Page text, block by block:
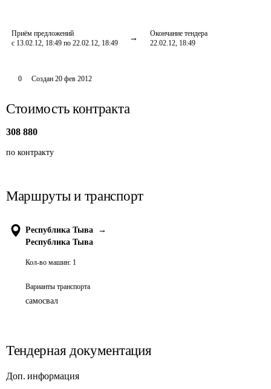
Приём предложений
с 13.02.12, 18:49 по 22.02.12, 18:49
Окончание тендера
22.02.12, 18:49
0 Создан 20 фев 2012
Стоимость контракта
308 880
по контракту
Маршруты и транспорт
Республика Тыва
→
Республика Тыва
Кол-во машин: 1
Варианты транспорта
самосвал
Тендерная документация
Доп. информация